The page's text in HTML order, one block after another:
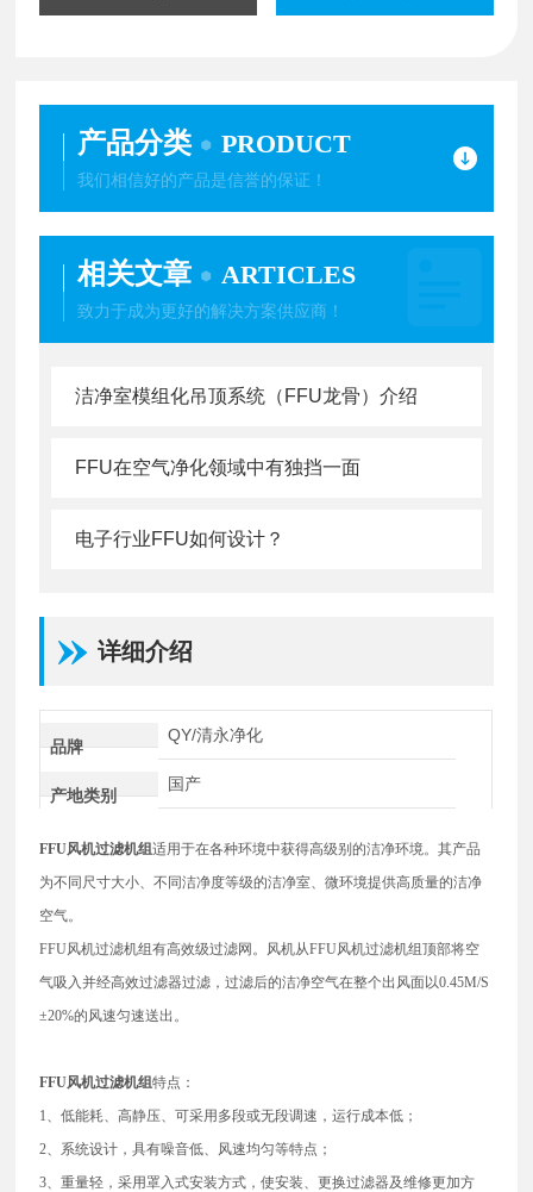
产品分类 PRODUCT
我们相信好的产品是信誉的保证！
相关文章 ARTICLES
致力于成为更好的解决方案供应商！
洁净室模组化吊顶系统（FFU龙骨）介绍
FFU在空气净化领域中有独挡一面
电子行业FFU如何设计？
详细介绍
品牌
QY/清永净化
产地类别
国产
FFU风机过滤机组适用于在各种环境中获得高级别的洁净环境。其产品
为不同尺寸大小、不同洁净度等级的洁净室、微环境提供高质量的洁净
空气。
FFU风机过滤机组有高效级过滤网。风机从FFU风机过滤机组顶部将空
气吸入并经高效过滤器过滤，过滤后的洁净空气在整个出风面以0.45M/S
±20%的风速匀速送出。
FFU风机过滤机组特点：
1、低能耗、高静压、可采用多段或无段调速，运行成本低；
2、系统设计，具有噪音低、风速均匀等特点；
3、重量轻，采用罩入式安装方式，使安装、更换过滤器及维修更加方